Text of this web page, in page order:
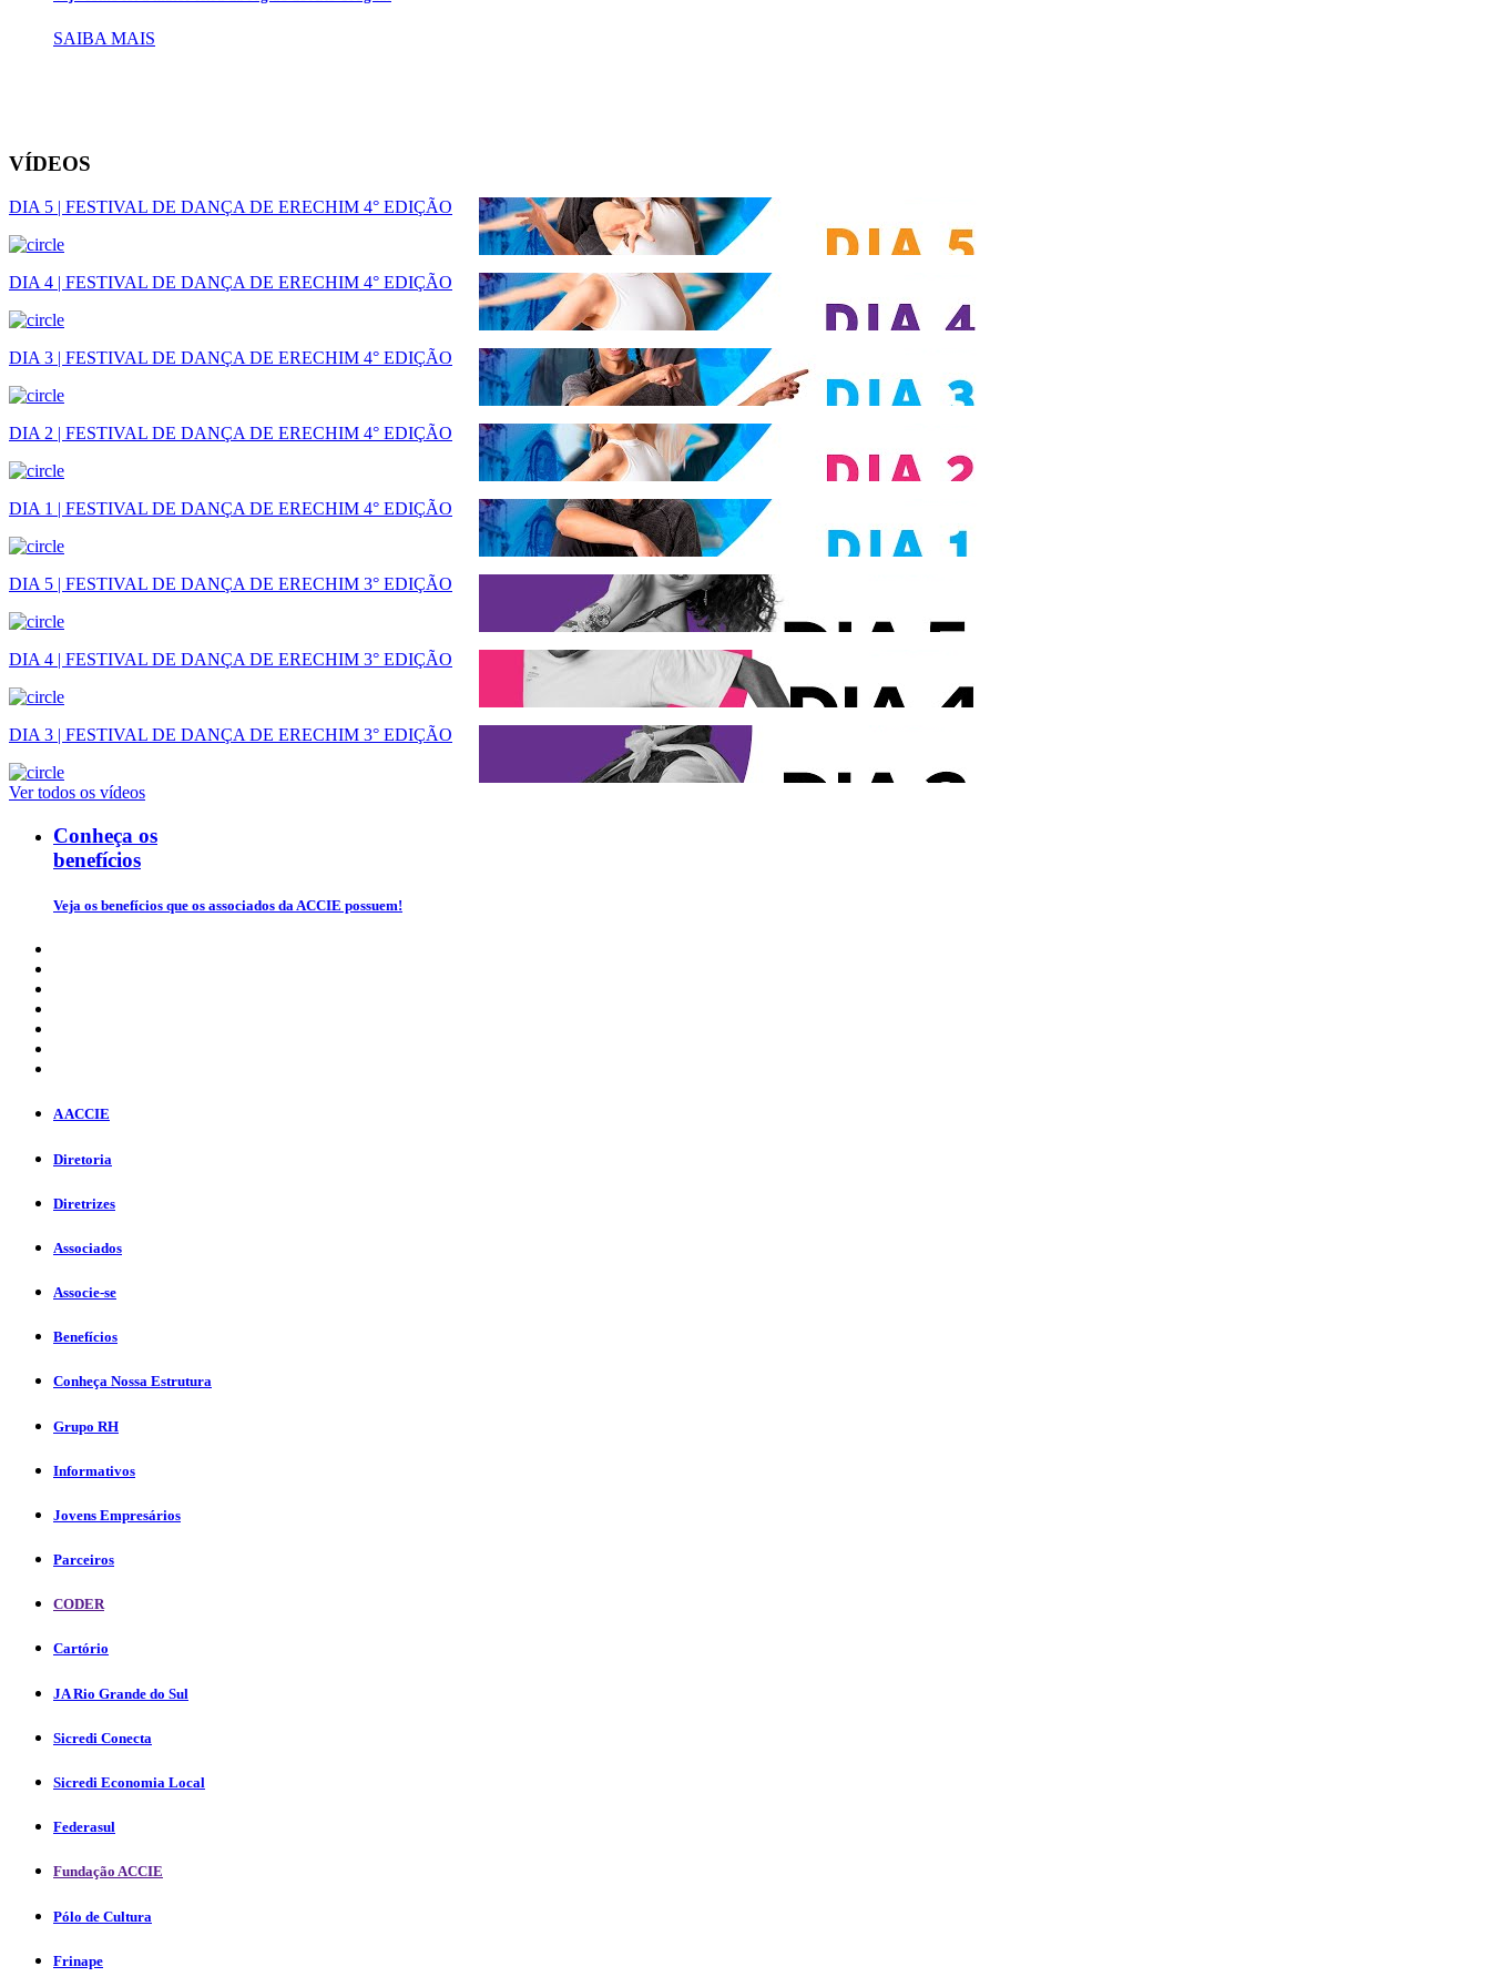
SAIBA MAIS
VÍDEOS
DIA 5 | FESTIVAL DE DANÇA DE ERECHIM 4° EDIÇÃO
DIA 4 | FESTIVAL DE DANÇA DE ERECHIM 4° EDIÇÃO
DIA 3 | FESTIVAL DE DANÇA DE ERECHIM 4° EDIÇÃO
DIA 2 | FESTIVAL DE DANÇA DE ERECHIM 4° EDIÇÃO
DIA 1 | FESTIVAL DE DANÇA DE ERECHIM 4° EDIÇÃO
DIA 5 | FESTIVAL DE DANÇA DE ERECHIM 3° EDIÇÃO
DIA 4 | FESTIVAL DE DANÇA DE ERECHIM 3° EDIÇÃO
DIA 3 | FESTIVAL DE DANÇA DE ERECHIM 3° EDIÇÃO
Ver todos os vídeos
Conheça os
benefícios
Veja os benefícios que os associados da ACCIE possuem!
A ACCIE
Diretoria
Diretrizes
Associados
Associe-se
Benefícios
Conheça Nossa Estrutura
Grupo RH
Informativos
Jovens Empresários
Parceiros
CODER
Cartório
JA Rio Grande do Sul
Sicredi Conecta
Sicredi Economia Local
Federasul
Fundação ACCIE
Pólo de Cultura
Frinape